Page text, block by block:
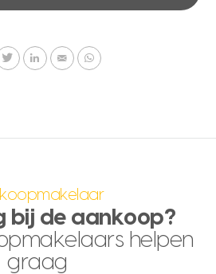
bij de aankoop?
helpen
graag